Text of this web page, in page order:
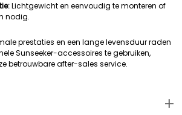
Lichtgewicht en eenvoudig te monteren of
nodig.
prestaties en een lange levensduur raden
Sunseeker-accessoires te gebruiken,
betrouwbare after-sales service.